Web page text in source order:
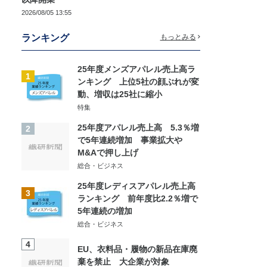
2026/08/05 13:55
ランキング もっとみる
1
25年度メンズアパレル売上高ラ
ンキング 上位5社の顔ぶれが変
動、増収は25社に縮小
特集
2
25年度アパレル売上高 5.3％増
で5年連続増加 事業拡大や
M&Aで押し上げ
総合・ビジネス
3
25年度レディスアパレル売上高
ランキング 前年度比2.2％増で
5年連続の増加
総合・ビジネス
4
EU、衣料品・履物の新品在庫廃
棄を禁止 大企業が対象